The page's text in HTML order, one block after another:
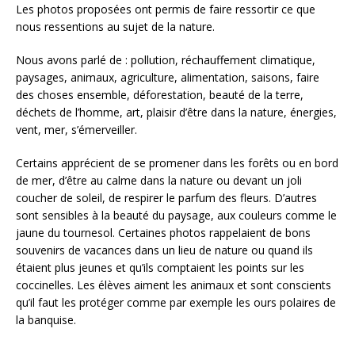
Les photos proposées ont permis de faire ressortir ce que
nous ressentions au sujet de la nature.
Nous avons parlé de : pollution, réchauffement climatique,
paysages, animaux, agriculture, alimentation, saisons, faire
des choses ensemble, déforestation, beauté de la terre,
déchets de l’homme, art, plaisir d’être dans la nature, énergies,
vent, mer, s’émerveiller.
Certains apprécient de se promener dans les forêts ou en bord
de mer, d’être au calme dans la nature ou devant un joli
coucher de soleil, de respirer le parfum des fleurs. D’autres
sont sensibles à la beauté du paysage, aux couleurs comme le
jaune du tournesol. Certaines photos rappelaient de bons
souvenirs de vacances dans un lieu de nature ou quand ils
étaient plus jeunes et qu’ils comptaient les points sur les
coccinelles. Les élèves aiment les animaux et sont conscients
qu’il faut les protéger comme par exemple les ours polaires de
la banquise.